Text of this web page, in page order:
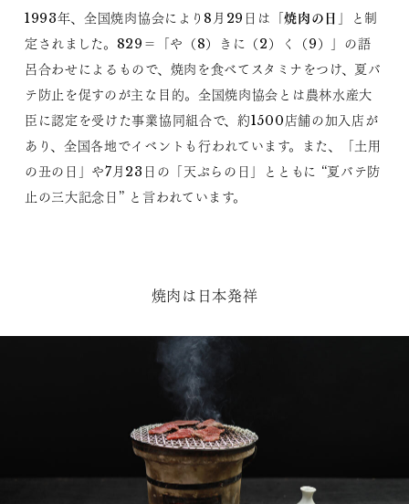
1993年、全国焼肉協会により8月29日は「焼肉の日 」と制
定されました。829＝「や（8）きに（2）く（9）」の語
呂合わせによるもので、焼肉を食べてスタミナをつけ、夏バ
テ防止を促すのが主な目的。全国焼肉協会とは農林水産大
臣に認定を受けた事業協同組合で、約1500店舗の加入店が
あり、全国各地でイベントも行われています。また、「土用
の丑の日」や7月23日の「天ぷらの日」とともに “夏バテ防
止の三大記念日” と言われています。
焼肉は日本発祥